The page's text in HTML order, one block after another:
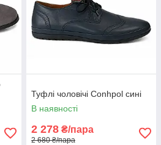
Туфлі чоловічі Conhpol сині
В наявності
2 278 ₴/пара
2 680 ₴/пара